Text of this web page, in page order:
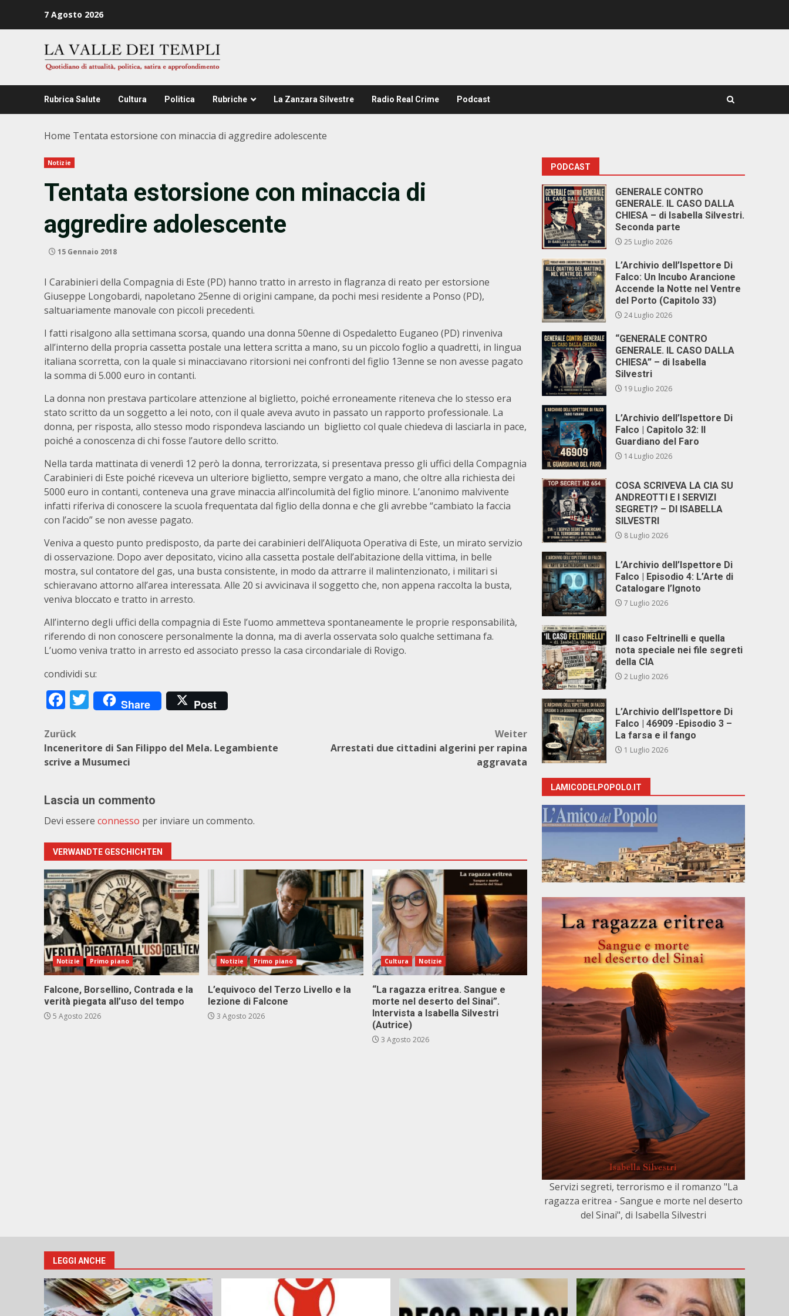
7 Agosto 2026
Rubrica Salute Cultura Politica Rubriche La Zanzara Silvestre Radio Real Crime Podcast
Home Tentata estorsione con minaccia di aggredire adolescente
Notizie
Tentata estorsione con minaccia di
aggredire adolescente
15 Gennaio 2018
I Carabinieri della Compagnia di Este (PD) hanno tratto in arresto in flagranza di reato per estorsione
Giuseppe Longobardi, napoletano 25enne di origini campane, da pochi mesi residente a Ponso (PD),
saltuariamente manovale con piccoli precedenti.
I fatti risalgono alla settimana scorsa, quando una donna 50enne di Ospedaletto Euganeo (PD) rinveniva
all’interno della propria cassetta postale una lettera scritta a mano, su un piccolo foglio a quadretti, in lingua
italiana scorretta, con la quale si minacciavano ritorsioni nei confronti del figlio 13enne se non avesse pagato
la somma di 5.000 euro in contanti.
La donna non prestava particolare attenzione al biglietto, poiché erroneamente riteneva che lo stesso era
stato scritto da un soggetto a lei noto, con il quale aveva avuto in passato un rapporto professionale. La
donna, per risposta, allo stesso modo rispondeva lasciando un biglietto col quale chiedeva di lasciarla in pace,
poiché a conoscenza di chi fosse l’autore dello scritto.
Nella tarda mattinata di venerdì 12 però la donna, terrorizzata, si presentava presso gli uffici della Compagnia
Carabinieri di Este poiché riceveva un ulteriore biglietto, sempre vergato a mano, che oltre alla richiesta dei
5000 euro in contanti, conteneva una grave minaccia all’incolumità del figlio minore. L’anonimo malvivente
infatti riferiva di conoscere la scuola frequentata dal figlio della donna e che gli avrebbe “cambiato la faccia
con l’acido” se non avesse pagato.
Veniva a questo punto predisposto, da parte dei carabinieri dell’Aliquota Operativa di Este, un mirato servizio
di osservazione. Dopo aver depositato, vicino alla cassetta postale dell’abitazione della vittima, in belle
mostra, sul contatore del gas, una busta consistente, in modo da attrarre il malintenzionato, i militari si
schieravano attorno all’area interessata. Alle 20 si avvicinava il soggetto che, non appena raccolta la busta,
veniva bloccato e tratto in arresto.
All’interno degli uffici della compagnia di Este l’uomo ammetteva spontaneamente le proprie responsabilità,
riferendo di non conoscere personalmente la donna, ma di averla osservata solo qualche settimana fa.
L’uomo veniva tratto in arresto ed associato presso la casa circondariale di Rovigo.
condividi su:
Facebook
Twitter
Share Post
Beitragsnavigation
Zurück
Inceneritore di San Filippo del Mela. Legambiente
scrive a Musumeci
Weiter
Arrestati due cittadini algerini per rapina
aggravata
Lascia un commento
Devi essere connesso per inviare un commento.
VERWANDTE GESCHICHTEN
Notizie Primo piano
Falcone, Borsellino, Contrada e la
verità piegata all’uso del tempo
5 Agosto 2026
Notizie Primo piano
L’equivoco del Terzo Livello e la
lezione di Falcone
3 Agosto 2026
Cultura Notizie
“La ragazza eritrea. Sangue e
morte nel deserto del Sinai”.
Intervista a Isabella Silvestri
(Autrice)
3 Agosto 2026
PODCAST
GENERALE CONTRO
GENERALE. IL CASO DALLA
CHIESA – di Isabella Silvestri.
Seconda parte
25 Luglio 2026
L’Archivio dell’Ispettore Di
Falco: Un Incubo Arancione
Accende la Notte nel Ventre
del Porto (Capitolo 33)
24 Luglio 2026
“GENERALE CONTRO
GENERALE. IL CASO DALLA
CHIESA” – di Isabella
Silvestri
19 Luglio 2026
L’Archivio dell’Ispettore Di
Falco | Capitolo 32: Il
Guardiano del Faro
14 Luglio 2026
COSA SCRIVEVA LA CIA SU
ANDREOTTI E I SERVIZI
SEGRETI? – DI ISABELLA
SILVESTRI
8 Luglio 2026
L’Archivio dell’Ispettore Di
Falco | Episodio 4: L’Arte di
Catalogare l’Ignoto
7 Luglio 2026
Il caso Feltrinelli e quella
nota speciale nei file segreti
della CIA
2 Luglio 2026
L’Archivio dell’Ispettore Di
Falco | 46909 -Episodio 3 –
La farsa e il fango
1 Luglio 2026
LAMICODELPOPOLO.IT
Servizi segreti, terrorismo e il romanzo "La
ragazza eritrea - Sangue e morte nel deserto
del Sinai", di Isabella Silvestri
LEGGI ANCHE